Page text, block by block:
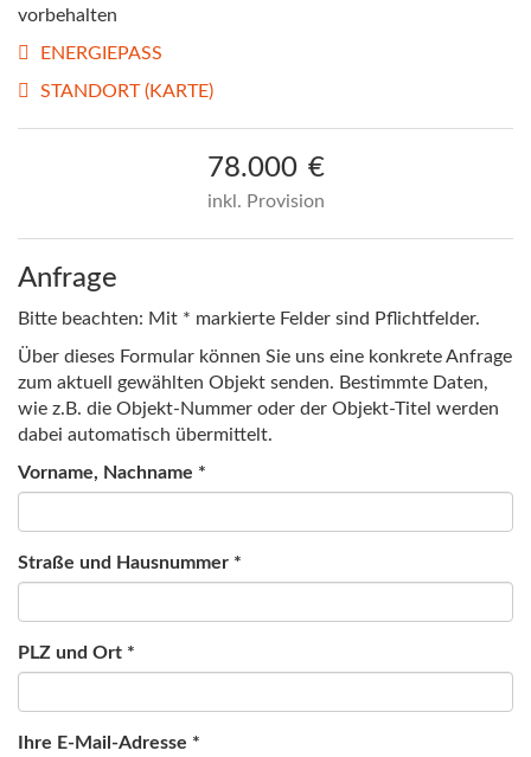
vorbehalten
ENERGIEPASS
STANDORT (KARTE)
78.000 €
inkl. Provision
Anfrage
Bitte beachten: Mit * markierte Felder sind Pflichtfelder.
Über dieses Formular können Sie uns eine konkrete Anfrage
zum aktuell gewählten Objekt senden. Bestimmte Daten,
wie z.B. die Objekt-Nummer oder der Objekt-Titel werden
dabei automatisch übermittelt.
Vorname, Nachname *
Straße und Hausnummer *
PLZ und Ort *
Ihre E-Mail-Adresse *